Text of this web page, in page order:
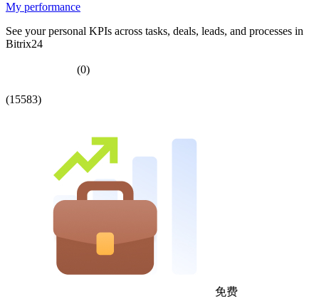
My performance
See your personal KPIs across tasks, deals, leads, and processes in
Bitrix24
(0)
(15583)
免费